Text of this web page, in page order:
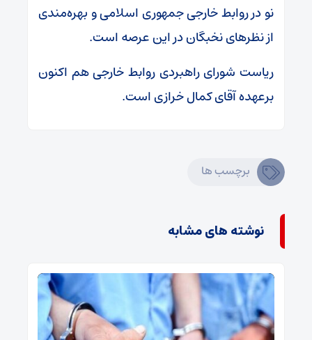
نو در روابط خارجی جمهوری اسلامی و بهره‌مندی
از نظرهای نخبگان در این عرصه است.
ریاست شورای راهبردی روابط خارجی هم اکنون
برعهده آقای کمال خرازی است.
برچسب ها
نوشته های مشابه